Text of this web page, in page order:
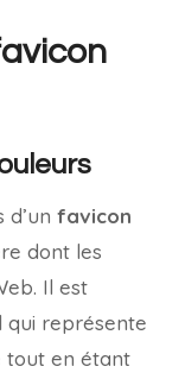
favicon
dont les
Il est
qui représente
tout en étant